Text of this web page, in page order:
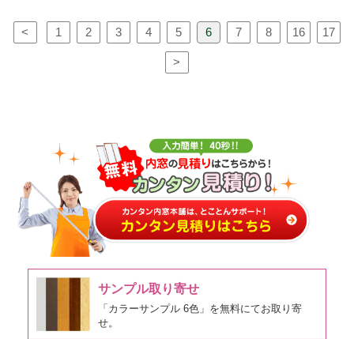
< 1 2 3 4 5 6 7 8 16 17
>
サンプル取り寄せ
「カラーサンプル 6色」を無料にてお取り寄
せ。